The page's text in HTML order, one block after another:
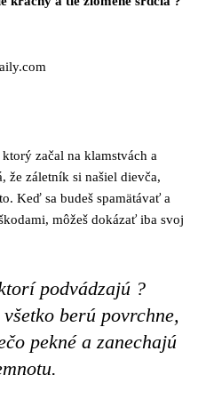
začal na klamstvách a
že záletník si našiel dievča,
Keď sa budeš spamätávať a
môžeš dokázať iba svoj
podvádzajú ?
berú povrchne,
pekné a zanechajú